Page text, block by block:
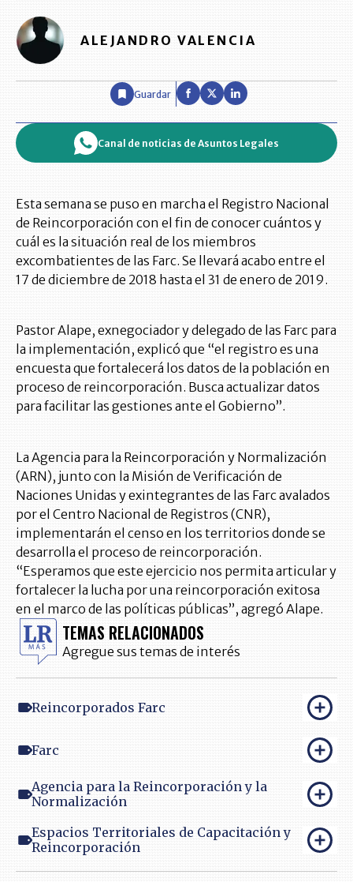
ALEJANDRO VALENCIA
Guardar
Canal de noticias de Asuntos Legales
Esta semana se puso en marcha el Registro Nacional
de Reincorporación con el fin de conocer cuántos y
cuál es la situación real de los miembros
excombatientes de las Farc. Se llevará acabo entre el
17 de diciembre de 2018 hasta el 31 de enero de 2019.
Pastor Alape, exnegociador y delegado de las Farc para
la implementación, explicó que “el registro es una
encuesta que fortalecerá los datos de la población en
proceso de reincorporación. Busca actualizar datos
para facilitar las gestiones ante el Gobierno”.
La Agencia para la Reincorporación y Normalización
(ARN), junto con la Misión de Verificación de
Naciones Unidas y exintegrantes de las Farc avalados
por el Centro Nacional de Registros (CNR),
implementarán el censo en los territorios donde se
desarrolla el proceso de reincorporación.
“Esperamos que este ejercicio nos permita articular y
fortalecer la lucha por una reincorporación exitosa
en el marco de las políticas públicas”, agregó Alape.
TEMAS RELACIONADOS
Agregue sus temas de interés
Reincorporados Farc
Farc
Agencia para la Reincorporación y la
Normalización
Espacios Territoriales de Capacitación y
Reincorporación